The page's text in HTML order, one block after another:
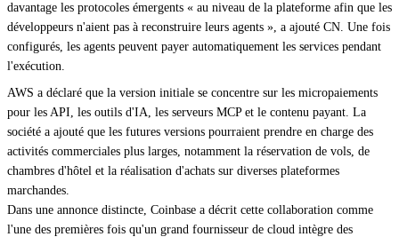
davantage les protocoles émergents « au niveau de la plateforme afin que les
développeurs n'aient pas à reconstruire leurs agents », a ajouté CN. Une fois
configurés, les agents peuvent payer automatiquement les services pendant
l'exécution.
AWS a déclaré que la version initiale se concentre sur les micropaiements
pour les API, les outils d'IA, les serveurs MCP et le contenu payant. La
société a ajouté que les futures versions pourraient prendre en charge des
activités commerciales plus larges, notamment la réservation de vols, de
chambres d'hôtel et la réalisation d'achats sur diverses plateformes
marchandes.
Dans une annonce distincte, Coinbase a décrit cette collaboration comme
l'une des premières fois qu'un grand fournisseur de cloud intègre des